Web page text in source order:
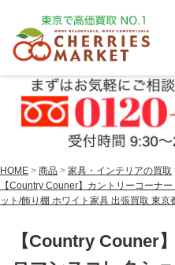
HOME > 商品 > 家具・インテリアの買取
【Country Couner】カントリーコーナ
ット/飾り棚 ホワイト家具 出張買取 東京
【Country Couner